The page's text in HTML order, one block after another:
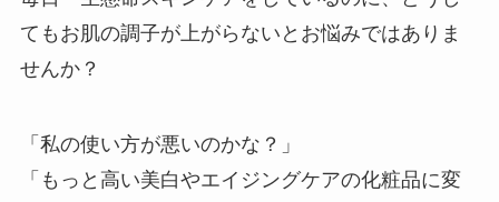
てもお肌の調子が上がらないとお悩みではありま
せんか？
「私の使い方が悪いのかな？」
「もっと高い美白やエイジングケアの化粧品に変